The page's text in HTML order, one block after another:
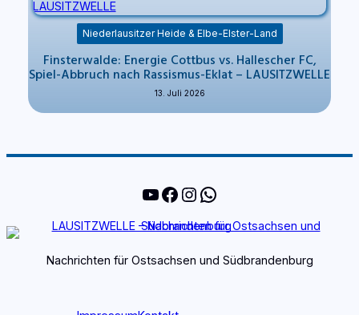
Niederlausitzer Heide & Elbe-Elster-Land
Finsterwalde: Energie Cottbus vs. Hallescher FC,
Spiel-Abbruch nach Rassismus-Eklat – LAUSITZWELLE
13. Juli 2026
YouTube
Facebook
Instagram
WhatsApp
Nachrichten für Ostsachsen und Südbrandenburg